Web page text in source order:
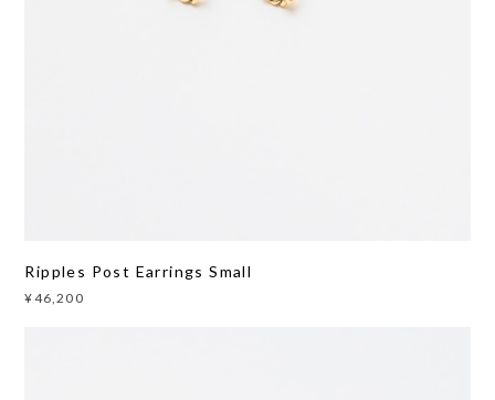
Ripples Post Earrings Small
¥46,200